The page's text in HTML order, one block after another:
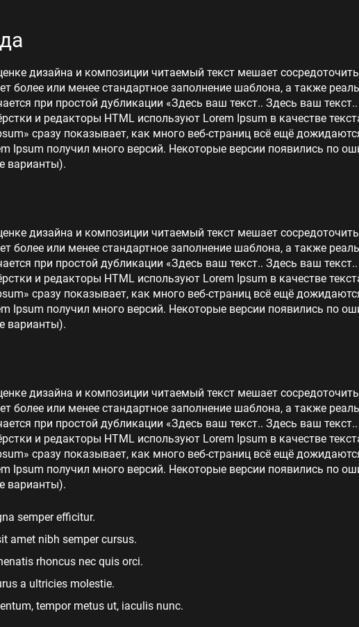
дизайна и композиции читаемый текст мешает
более или менее стандартное заполнение шаблона, а также
при простой дубликации «Здесь ваш текст.. Здесь ваш
и редакторы HTML используют Lorem Ipsum в качестве
сразу показывает, как много веб-страниц всё ещё
Ipsum получил много версий. Некоторые версии появились по
варианты).
дизайна и композиции читаемый текст мешает
более или менее стандартное заполнение шаблона, а также
при простой дубликации «Здесь ваш текст.. Здесь ваш
и редакторы HTML используют Lorem Ipsum в качестве
сразу показывает, как много веб-страниц всё ещё
Ipsum получил много версий. Некоторые версии появились по
варианты).
дизайна и композиции читаемый текст мешает
более или менее стандартное заполнение шаблона, а также
при простой дубликации «Здесь ваш текст.. Здесь ваш
и редакторы HTML используют Lorem Ipsum в качестве
сразу показывает, как много веб-страниц всё ещё
Ipsum получил много версий. Некоторые версии появились по
варианты).
semper efficitur.
amet nibh semper cursus.
rhoncus nec quis orci.
a ultricies molestie.
tempor metus ut, iaculis nunc.